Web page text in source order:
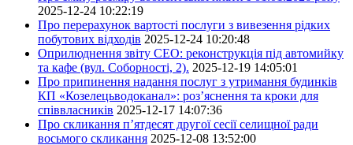
2025-12-24 10:22:19
Про перерахунок вартості послуги з вивезення рідких
побутових відходів 2025-12-24 10:20:48
Оприлюднення звіту СЕО: реконструкція під автомийку
та кафе (вул. Соборності, 2). 2025-12-19 14:05:01
Про припинення надання послуг з утримання будинків
КП «Козелецьводоканал»: роз’яснення та кроки для
співвласників 2025-12-17 14:07:36
Про скликання п’ятдесят другої сесії селищної ради
восьмого скликання 2025-12-08 13:52:00